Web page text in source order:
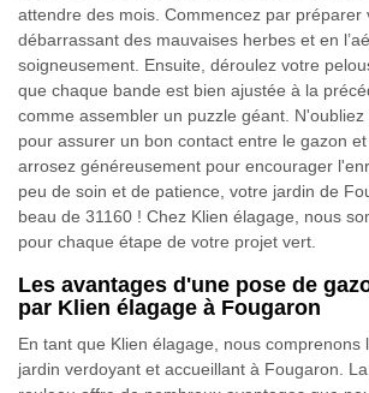
attendre des mois. Commencez par préparer
débarrassant des mauvaises herbes et en
soigneusement. Ensuite, déroulez votre
que chaque bande est bien ajustée à la
comme assembler un puzzle géant.
pour assurer un bon contact entre le gazon et
arrosez généreusement pour encourager
peu de soin et de patience, votre jardin de
beau de 31160 ! Chez Klien élagage, nous
pour chaque étape de votre projet vert.
Les avantages d'une pose de
par Klien élagage à Fougaron
En tant que Klien élagage, nous comprenons
jardin verdoyant et accueillant à Fougaron.